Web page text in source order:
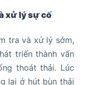
xử lý sự cố
tra và xử lý sớm,
triển thành vấn
thoát thải. Lúc
lại ở hút bùn thải